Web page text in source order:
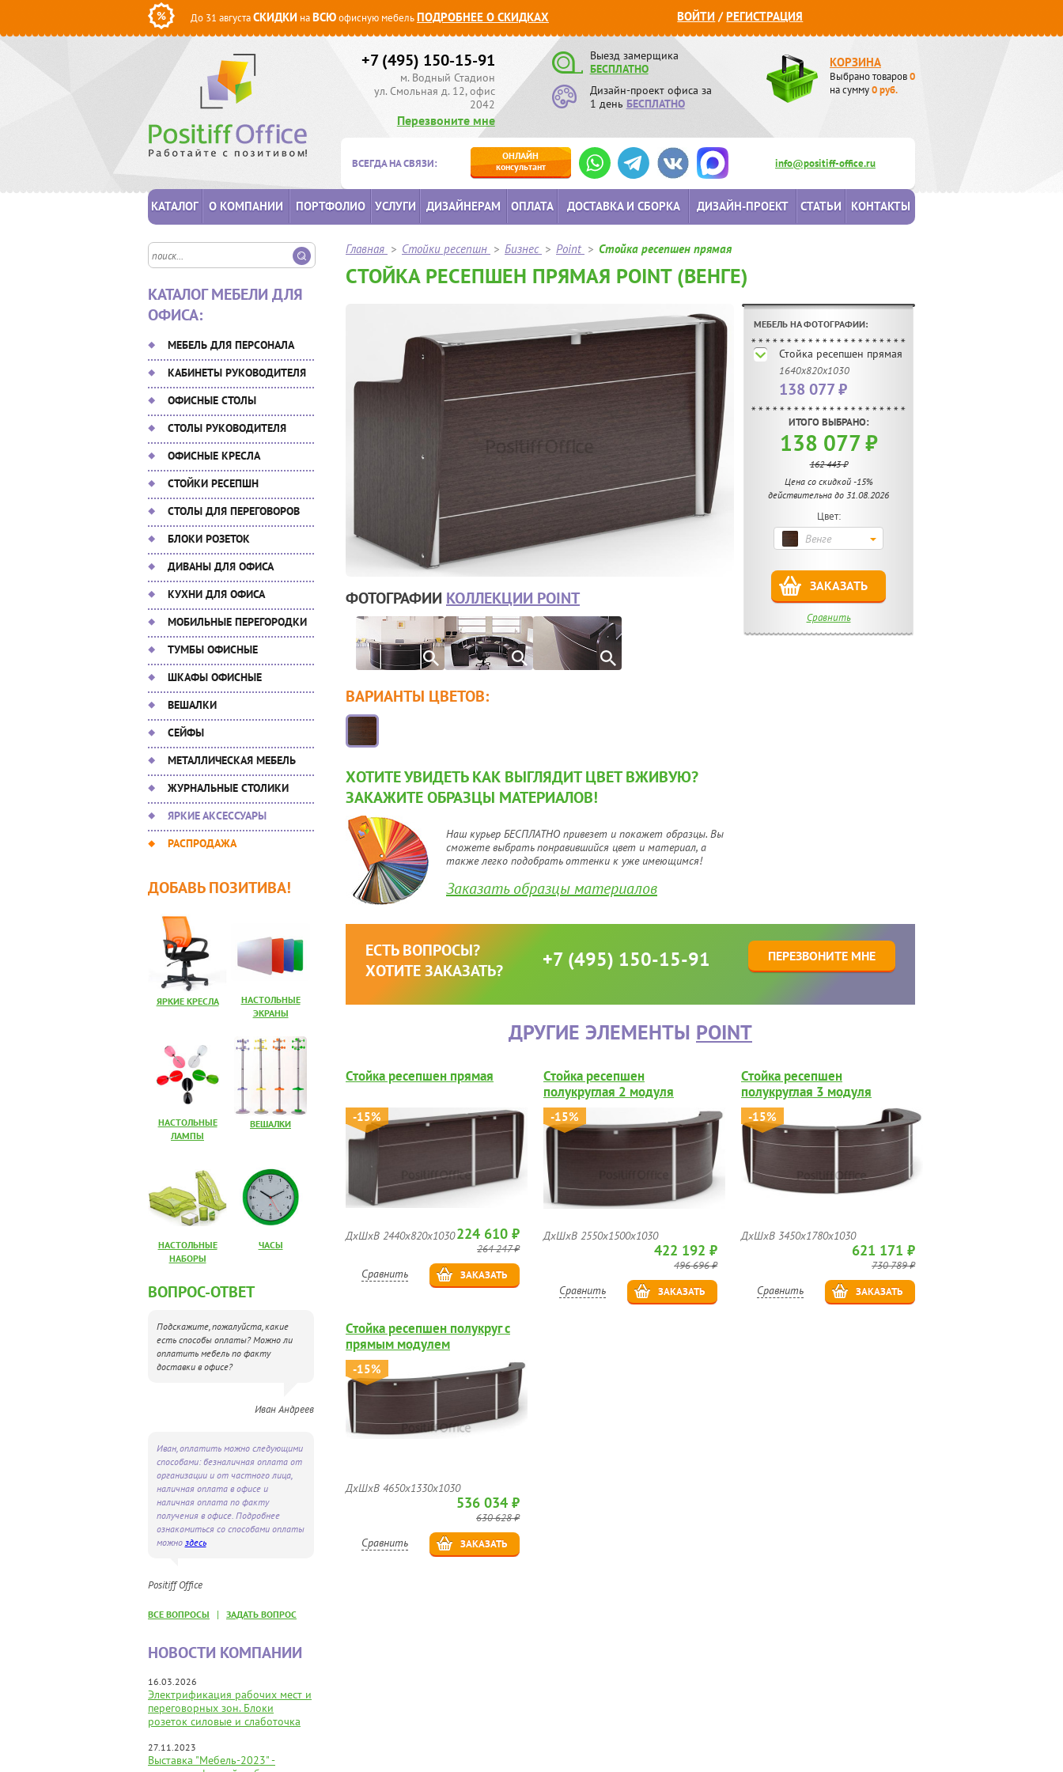
До 31 августаСКИДКИ наВСЮофисную мебельПОДРОБНЕЕ О СКИДКАХ ВОЙТИ /РЕГИСТРАЦИЯ
+7 (495) 150-15-91
м. Водный Стадион
ул. Смольная д. 12, офис
2042
Перезвоните мне
Выезд замерщика
БЕСПЛАТНО
Дизайн-проект офиса за
1 день БЕСПЛАТНО
КОРЗИНА
Выбрано товаров0
на сумму0руб.
ВСЕГДА НА СВЯЗИ:
ОНЛАЙН
консультант
info@positiff-office.ru
КАТАЛОГ О КОМПАНИИ ПОРТФОЛИО УСЛУГИ ДИЗАЙНЕРАМ ОПЛАТА ДОСТАВКА И СБОРКА ДИЗАЙН-ПРОЕКТ СТАТЬИ КОНТАКТЫ
КАТАЛОГ МЕБЕЛИ ДЛЯ
ОФИСА:
МЕБЕЛЬ ДЛЯ ПЕРСОНАЛА
КАБИНЕТЫ РУКОВОДИТЕЛЯ
ОФИСНЫЕ СТОЛЫ
СТОЛЫ РУКОВОДИТЕЛЯ
ОФИСНЫЕ КРЕСЛА
СТОЙКИ РЕСЕПШН
СТОЛЫ ДЛЯ ПЕРЕГОВОРОВ
БЛОКИ РОЗЕТОК
ДИВАНЫ ДЛЯ ОФИСА
КУХНИ ДЛЯ ОФИСА
МОБИЛЬНЫЕ ПЕРЕГОРОДКИ
ТУМБЫ ОФИСНЫЕ
ШКАФЫ ОФИСНЫЕ
ВЕШАЛКИ
СЕЙФЫ
МЕТАЛЛИЧЕСКАЯ МЕБЕЛЬ
ЖУРНАЛЬНЫЕ СТОЛИКИ
ЯРКИЕ АКСЕССУАРЫ
РАСПРОДАЖА
ДОБАВЬ ПОЗИТИВА!
ЯРКИЕ КРЕСЛА
НАСТОЛЬНЫЕ
ЭКРАНЫ
НАСТОЛЬНЫЕ
ЛАМПЫ
ВЕШАЛКИ
НАСТОЛЬНЫЕ
НАБОРЫ
ЧАСЫ
ВОПРОС-ОТВЕТ
Подскажите, пожалуйста, какие
есть способы оплаты? Можно ли
оплатить мебель по факту
доставки в офисе?
Иван Андреев
Иван, оплатить можно следующими
способами: безналичная оплата от
организации и от частного лица,
наличная оплата в офисе и
наличная оплата по факту
получения в офисе. Подробнее
ознакомиться со способами оплаты
можно здесь
Positiff Office
ВСЕ ВОПРОСЫ | ЗАДАТЬ ВОПРОС
НОВОСТИ КОМПАНИИ
16.03.2026
Электрификация рабочих мест и
переговорных зон. Блоки
розеток силовые и слаботочка
27.11.2023
Выставка "Мебель-2023" -
Главная > Стойки ресепшн > Бизнес > Point > Стойка ресепшен прямая
СТОЙКА РЕСЕПШЕН ПРЯМАЯ POINT (ВЕНГЕ)
ФОТОГРАФИИ КОЛЛЕКЦИИ POINT
МЕБЕЛЬ НА ФОТОГРАФИИ:
Стойка ресепшен прямая
1640х820х1030
138 077 ₽
ИТОГО ВЫБРАНО:
138 077 ₽
162 443 ₽
Цена со скидкой -15%
действительна до 31.08.2026
Цвет:
Венге
ЗАКАЗАТЬ
Сравнить
ВАРИАНТЫ ЦВЕТОВ:
ХОТИТЕ УВИДЕТЬ КАК ВЫГЛЯДИТ ЦВЕТ ВЖИВУЮ?
ЗАКАЖИТЕ ОБРАЗЦЫ МАТЕРИАЛОВ!
Наш курьер БЕСПЛАТНО привезет и покажет образцы. Вы
сможете выбрать понравившийся цвет и материал, а
также легко подобрать оттенки к уже имеющимся!
Заказать образцы материалов
ЕСТЬ ВОПРОСЫ?
ХОТИТЕ ЗАКАЗАТЬ?
+7 (495) 150-15-91 ПЕРЕЗВОНИТЕ МНЕ
ДРУГИЕ ЭЛЕМЕНТЫ POINT
Стойка ресепшен прямая
-15%
ДхШхВ 2440х820х1030224 610 ₽
264 247 ₽
Сравнить ЗАКАЗАТЬ
Стойка ресепшен
полукруглая 2 модуля
-15%
ДхШхВ 2550х1500х1030
422 192 ₽
496 696 ₽
Сравнить ЗАКАЗАТЬ
Стойка ресепшен
полукруглая 3 модуля
-15%
ДхШхВ 3450х1780х1030
621 171 ₽
730 789 ₽
Сравнить ЗАКАЗАТЬ
Стойка ресепшен полукруг с
прямым модулем
-15%
ДхШхВ 4650х1330х1030
536 034 ₽
630 628 ₽
Сравнить ЗАКАЗАТЬ